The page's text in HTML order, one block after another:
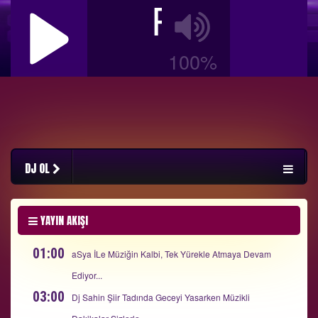
100%
DJ OL
YAYIN AKIŞI
01:00
aSya İLe Müziğin Kalbi, Tek Yürekle Atmaya Devam
Ediyor...
03:00
Dj Sahin Şiir Tadında Geceyi Yasarken Müzikli